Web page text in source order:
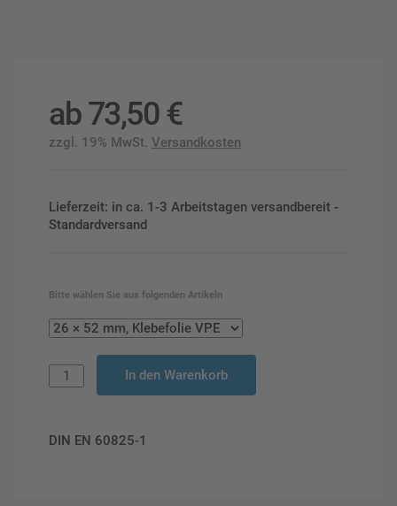
ab73,50 €
zzgl. 19% MwSt. Versandkosten
Lieferzeit: in ca. 1-3 Arbeitstagen versandbereit -
Standardversand
Bitte wählen Sie aus folgenden Artikeln
In den Warenkorb
DIN EN 60825-1